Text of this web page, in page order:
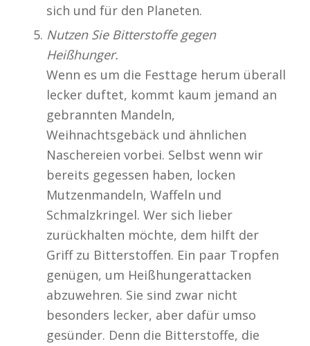
sich und für den Planeten.
Nutzen Sie Bitterstoffe gegen
Heißhunger.
Wenn es um die Festtage herum überall
lecker duftet, kommt kaum jemand an
gebrannten Mandeln,
Weihnachtsgebäck und ähnlichen
Naschereien vorbei. Selbst wenn wir
bereits gegessen haben, locken
Mutzenmandeln, Waffeln und
Schmalzkringel. Wer sich lieber
zurückhalten möchte, dem hilft der
Griff zu Bitterstoffen. Ein paar Tropfen
genügen, um Heißhungerattacken
abzuwehren. Sie sind zwar nicht
besonders lecker, aber dafür umso
gesünder. Denn die Bitterstoffe, die